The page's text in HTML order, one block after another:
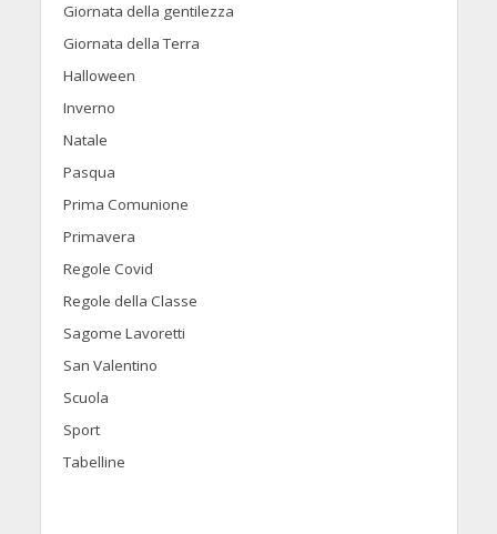
Giornata della gentilezza
Giornata della Terra
Halloween
Inverno
Natale
Pasqua
Prima Comunione
Primavera
Regole Covid
Regole della Classe
Sagome Lavoretti
San Valentino
Scuola
Sport
Tabelline